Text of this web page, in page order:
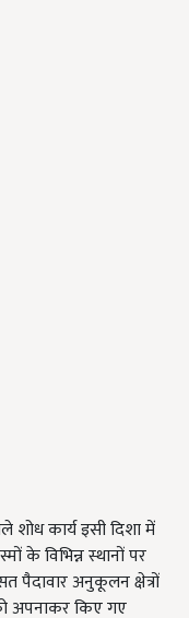
शोध कार्य इसी दिशा में
के विभिन्न स्थानों पर
पैदावार अनुकूलन क्षेत्रों
अपनाकर किए गए